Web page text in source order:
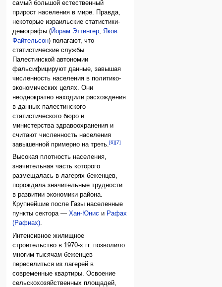
самый большой естественный
прирост населения в мире. Правда,
некоторые израильские статистики-
демографы (Йорам Эттингер
Яков
Файтельсон) полагают, что
статистические службы
Палестинской автономии
фальсифицируют данные, завышая
численность населения в политико-
экономических целях. Они
неоднократно находили расхождения
в данных палестинского
статистического бюро и
министерства здравоохранения и
считают численность населения
завышенной примерно на треть.[6][7]
Высокая плотность населения,
значительная часть которого
размещалась в лагерях беженцев,
порождала значительные трудности
в развитии экономики района.
Крупнейшие после Газы населенные
пункты сектора —Хан-Юнис и Рафах
(Рафиах).
Интенсивное жилищное
строительство в 1970-х гг. позволило
многим тысячам беженцев
переселиться из лагерей в
современные квартиры. Освоение
сель­ско­хо­зяй­ст­вен­ных площадей,